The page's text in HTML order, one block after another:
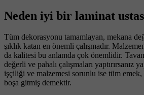
Neden iyi bir laminat
Tüm dekorasyonu tamamlayan, mekana
şıklık katan en önemli çalışmadır.
da kalitesi bu anlamda çok önemlidir.
değerli ve pahalı çalışmaları yaptırırsanız
işçiliği ve malzemesi sorunlu ise tüm emek,
boşa gitmiş demektir.